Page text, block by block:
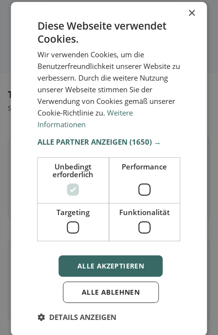
Tipi di alimentazione a Echzell
Scopri ristoranti adatti al tuo stile alimentare.
🌱
in Echzell
Piatti vegetali e cucina vegana
Scopri ora →
Vegetarianoin Echzell
Piatti senza carne e classici vegetariani
×
Diese Webseite verwendet
Cookies.
Wir verwenden Cookies, um die
Benutzerfreundlichkeit unserer Website zu
verbessern. Durch die weitere Nutzung
unserer Webseite stimmen Sie der
Verwendung von Cookies gemäß unserer
Cookie-Richtlinie zu.Weitere
Informationen
ALLE PARTNER ANZEIGEN(1650) →
Unbedingt
erforderlich
Performance
Targeting Funktionalität
ALLE AKZEPTIEREN
ALLE ABLEHNEN
DETAILS ANZEIGEN